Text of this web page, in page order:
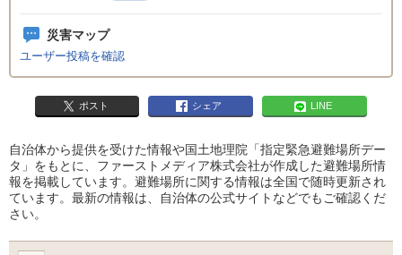
災害マップ
ユーザー投稿を確認
ポスト シェア LINE
自治体から提供を受けた情報や国土地理院「指定緊急避難場所デー
タ」をもとに、ファーストメディア株式会社が作成した避難場所情
報を掲載しています。避難場所に関する情報は全国で随時更新され
ています。最新の情報は、自治体の公式サイトなどでもご確認くだ
さい。